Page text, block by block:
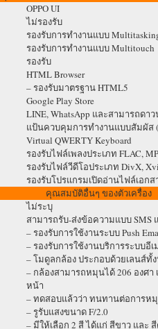
OPPO UI
ไม่รองรับ
รองรับการทำงานแบบ
รองรับการทำงานแบบ Multitouch
รองรับ
HTML Browser
– รองรับมาตรฐาน HTML5
Google Play Store
LINE, WhatsApp และสามารถด
แป้นควบคุมการทำงานแบบสัมผัส
Virtual QWERTY Keyboard
รองรับไฟล์เพลงประเภท FLAC,
รองรับไฟล์วีดีโอประเภท DivX,
รองรับโปรแกรมเปิดอ่านไฟล์เอกส
คุณสมบัติอื่นๆ ของตัวเครื่อง
ไม่ระบุ
สามารถรับ-ส่งข้อความแบบ SMS
– รองรับการใช้งานระบบ Push
– รองรับการใช้งานบริการระบบอี
– โมดูลกล้อง ประกอบด้วยเลนส์ทั้
– กล้องสามารถหมุนได้ 206 องศ
หน้า
– ทดสอบแล้วว่า ทนทานต่อการหมุ
– รูรับแสงขนาด F/2.0
– มีให้เลือก 2 สี ได้แก่ สีขาว และ